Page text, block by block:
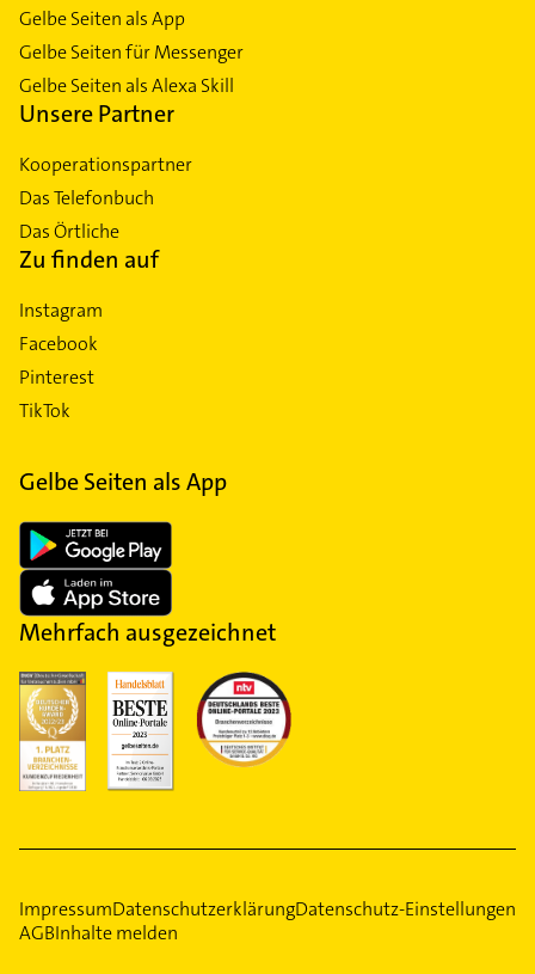
Gelbe Seiten als App
Gelbe Seiten für Messenger
Gelbe Seiten als Alexa Skill
Unsere Partner
Kooperationspartner
Das Telefonbuch
Das Örtliche
Zu finden auf
Instagram
Facebook
Pinterest
TikTok
Gelbe Seiten als App
Mehrfach ausgezeichnet
ImpressumDatenschutzerklärungDatenschutz-Einstellungen
AGBInhalte melden